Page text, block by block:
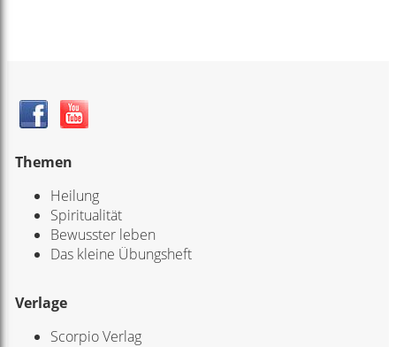
Themen
Heilung
Spiritualität
Bewusster leben
Das kleine Übungsheft
Verlage
Scorpio Verlag